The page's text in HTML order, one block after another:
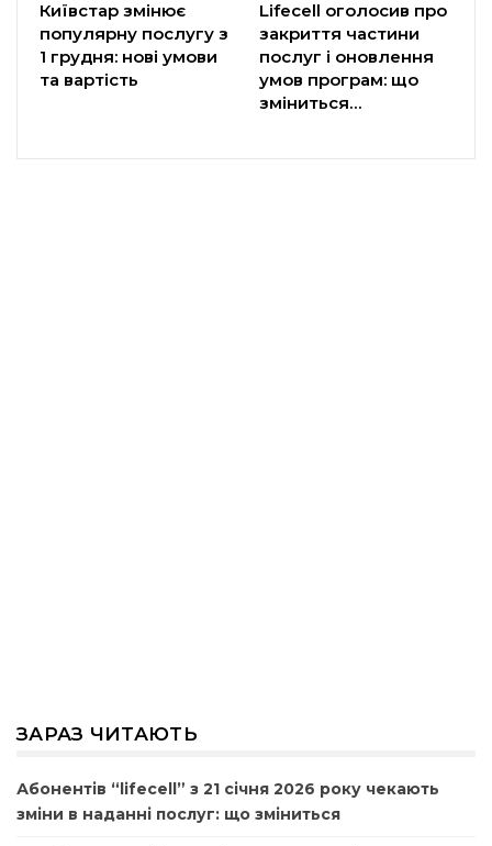
Київстар змінює
популярну послугу з
1 грудня: нові умови
та вартість
Lifecell оголосив про
закриття частини
послуг і оновлення
умов програм: що
зміниться…
ЗАРАЗ ЧИТАЮТЬ
Абонентів “lifecell” з 21 січня 2026 року чекають
зміни в наданні послуг: що зміниться